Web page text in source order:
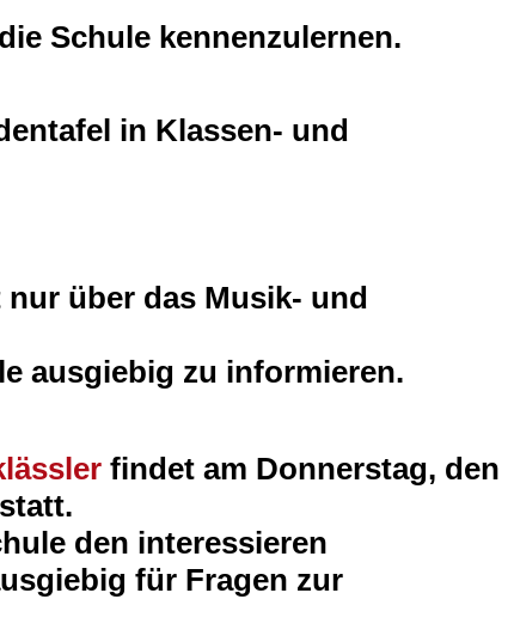
Schule kennenzulernen.
in Klassen- und
über das Musik- und
ausgiebig zu informieren.
findet am Donnerstag, den
den interessieren
für Fragen zur